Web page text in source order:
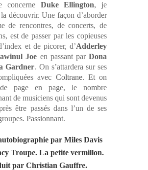
concerne Duke Ellington, je
découvrir. Une façon d’aborder
de rencontres, de concerts, de
est de passer par les copieuses
et de picorer, d’Adderley
Joe en passant parDona
Gardner. On s’attardera sur ses
avec Coltrane. Et on
de page en page, le nombre
de musiciens qui sont devenus
être passés dans l’un de ses
Passionnant.
par Miles Davis
Troupe. La petite vermillon.
par Christian Gauffre.